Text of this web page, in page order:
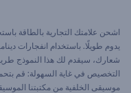
اشحن علامتك التجارية بالطاقة
يدوم طويلًا. باستخدام انفجارات
شعارك، سيقدم لك هذا النموذج
التخصيص في غاية السهولة: قم
موسيقى الخلفية من مكتبتنا